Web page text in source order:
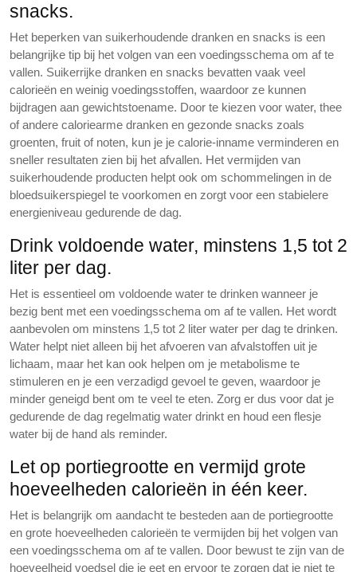
snacks.
Het beperken van suikerhoudende dranken en snacks is een
belangrijke tip bij het volgen van een voedingsschema om af te
vallen. Suikerrijke dranken en snacks bevatten vaak veel
calorieën en weinig voedingsstoffen, waardoor ze kunnen
bijdragen aan gewichtstoename. Door te kiezen voor water, thee
of andere caloriearme dranken en gezonde snacks zoals
groenten, fruit of noten, kun je je calorie-inname verminderen en
sneller resultaten zien bij het afvallen. Het vermijden van
suikerhoudende producten helpt ook om schommelingen in de
bloedsuikerspiegel te voorkomen en zorgt voor een stabielere
energieniveau gedurende de dag.
Drink voldoende water, minstens 1,5 tot 2
liter per dag.
Het is essentieel om voldoende water te drinken wanneer je
bezig bent met een voedingsschema om af te vallen. Het wordt
aanbevolen om minstens 1,5 tot 2 liter water per dag te drinken.
Water helpt niet alleen bij het afvoeren van afvalstoffen uit je
lichaam, maar het kan ook helpen om je metabolisme te
stimuleren en je een verzadigd gevoel te geven, waardoor je
minder geneigd bent om te veel te eten. Zorg er dus voor dat je
gedurende de dag regelmatig water drinkt en houd een flesje
water bij de hand als reminder.
Let op portiegrootte en vermijd grote
hoeveelheden calorieën in één keer.
Het is belangrijk om aandacht te besteden aan de portiegrootte
en grote hoeveelheden calorieën te vermijden bij het volgen van
een voedingsschema om af te vallen. Door bewust te zijn van de
hoeveelheid voedsel die je eet en ervoor te zorgen dat je niet te